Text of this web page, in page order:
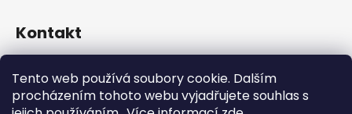
Tento web používá soubory cookie. Dalším
procházením tohoto webu vyjadřujete souhlas s
Kontakt
+420222744000